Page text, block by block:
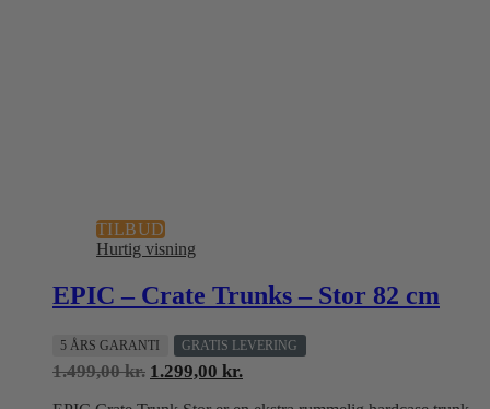
TILBUD
Hurtig visning
EPIC – Crate Trunks – Stor 82 cm
5 ÅRS GARANTI GRATIS LEVERING
1.499,00kr. Den
1.299,00 kr.